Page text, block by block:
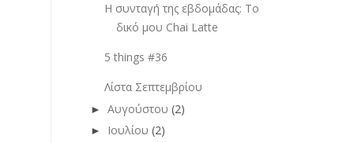
Η συνταγή της εβδομάδας: Το
δικό μου Chai Latte
5 things #36
Λίστα Σεπτεμβρίου
► Αυγούστου (2)
► Ιουλίου (2)